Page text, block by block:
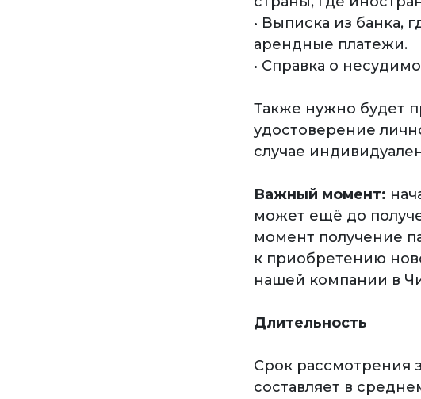
• Выписка из банка,
арендные платежи.
• Справка о
Также нужно будет
удостоверение
случае
Важный момент:
может ещё до
момент получение
к приобретению
нашей компании в
Длительность
Срок рассмотрения
составляет в